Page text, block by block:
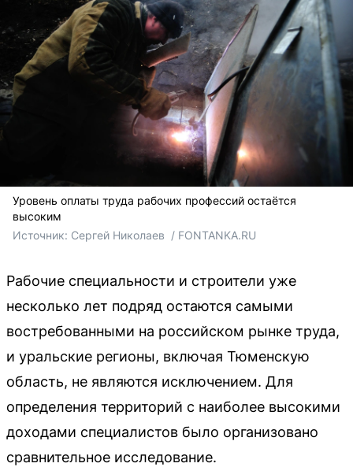
Уровень оплаты труда рабочих профессий остаётся
высоким
Источник: Сергей Николаев  / FONTANKA.RU
Рабочие специальности и строители уже
несколько лет подряд остаются самыми
востребованными на российском рынке труда,
и уральские регионы, включая Тюменскую
область, не являются исключением. Для
определения территорий с наиболее высокими
доходами специалистов было организовано
сравнительное исследование.